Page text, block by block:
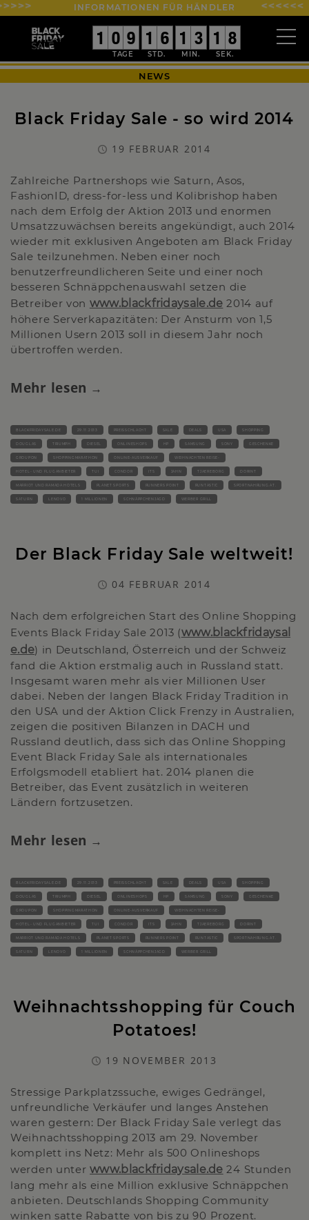
INFORMATIONEN FÜR HÄNDLER
0
0
1
1 9
9
0
0 0
0
9
9 0
0
1
1 0
0
6
6 0
0
1
1 0
0
3
3 2
1
1 8
7
7
NEWS
Black Friday Sale - so wird 2014
19 FEBRUAR 2014
Zahlreiche Partnershops wie Saturn, Asos,
FashionID, dress-for-less und Kolibrishop haben
nach dem Erfolg der Aktion 2013 und enormen
Umsatzzuwächsen bereits angekündigt, auch 2014
wieder mit exklusiven Angeboten am Black Friday
Sale teilzunehmen. Neben einer noch
benutzerfreundlicheren Seite und einer noch
besseren Schnäppchenauswahl setzen die
Betreiber von www.blackfridaysale.de 2014 auf
höhere Serverkapazitäten: Der Ansturm von 1,5
Millionen Usern 2013 soll in diesem Jahr noch
übertroffen werden.
Mehr lesen
BLACKFRIDAYSALE.DE 29.11.2013 PREISSCHLACHT SALE DEALS USA SHOPPING
DOUGLAS TRIUMPH DIESEL ONLINESHOPS HP SAMSUNG SONY GESCHENKE
GROUPON SHOPPINGMARATHON ONLINE-AUSVERKAUF WEIHNACHTEN REISE-
HOTEL- UND FLUGANBIETER TUI CONDOR ITS JAHN TJAEREBORG DORINT
MARRIOT UND RAMADA HOTELS PLANET SPORTS RUNNERS POINT RUNTASTIC SPORTNAHRUNG.AT.
SATURN LENOVO 1 MILLIONEN SCHNÄPPCHENJAGD WERBER GRILL
Der Black Friday Sale weltweit!
04 FEBRUAR 2014
Nach dem erfolgreichen Start des Online Shopping
Events Black Friday Sale 2013 (www.blackfridaysal
e.de) in Deutschland, Österreich und der Schweiz
fand die Aktion erstmalig auch in Russland statt.
Insgesamt waren mehr als vier Millionen User
dabei. Neben der langen Black Friday Tradition in
den USA und der Aktion Click Frenzy in Australien,
zeigen die positiven Bilanzen in DACH und
Russland deutlich, dass sich das Online Shopping
Event Black Friday Sale als internationales
Erfolgsmodell etabliert hat. 2014 planen die
Betreiber, das Event zusätzlich in weiteren
Ländern fortzusetzen.
Mehr lesen
BLACKFRIDAYSALE.DE 29.11.2013 PREISSCHLACHT SALE DEALS USA SHOPPING
DOUGLAS TRIUMPH DIESEL ONLINESHOPS HP SAMSUNG SONY GESCHENKE
GROUPON SHOPPINGMARATHON ONLINE-AUSVERKAUF WEIHNACHTEN REISE-
HOTEL- UND FLUGANBIETER TUI CONDOR ITS JAHN TJAEREBORG DORINT
MARRIOT UND RAMADA HOTELS PLANET SPORTS RUNNERS POINT RUNTASTIC SPORTNAHRUNG.AT.
SATURN LENOVO 1 MILLIONEN SCHNÄPPCHENJAGD WERBER GRILL
Weihnachtsshopping für Couch
Potatoes!
19 NOVEMBER 2013
Stressige Parkplatzssuche, ewiges Gedrängel,
unfreundliche Verkäufer und langes Anstehen
waren gestern: Der Black Friday Sale verlegt das
Weihnachtsshopping 2013 am 29. November
komplett ins Netz: Mehr als 500 Onlineshops
werden unterwww.blackfridaysale.de 24 Stunden
lang mehr als eine Million exklusive Schnäppchen
anbieten. Deutschlands Shopping Community
winken satte Rabatte von bis zu 90 Prozent.